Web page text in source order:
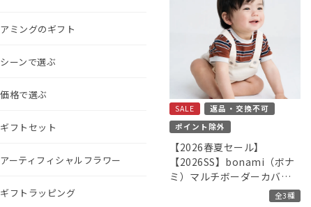
アミングのギフト
シーンで選ぶ
価格で選ぶ
ギフトセット
アーティフィシャルフラワー
ギフトラッピング
SALE
返品・交換不可
ポイント除外
【2026春夏セール】
【2026SS】bonami（ボナ
ミ）マルチボーダーカバー
全3種